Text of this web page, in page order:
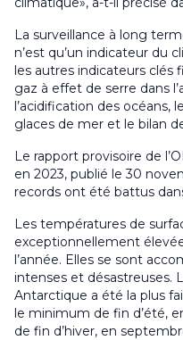
La surveillance à long
n’est qu’un indicateur du
les autres indicateurs clés
gaz à effet de serre dans
l’acidification des océans,
glaces de mer et le bilan
Le rapport provisoire de
en 2023, publié le 30
records ont été battus
Les températures de
exceptionnellement
l’année. Elles se sont
intenses et désastreuses.
Antarctique a été la plus
le minimum de fin d’été,
de fin d’hiver, en